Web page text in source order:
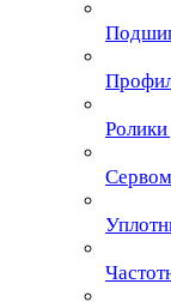
Ролики